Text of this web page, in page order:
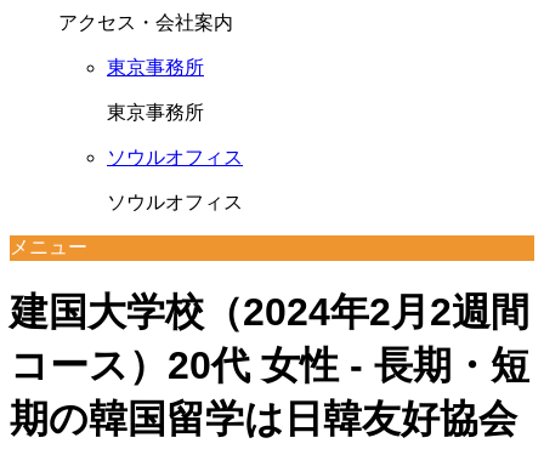
アクセス・会社案内
東京事務所
東京事務所
ソウルオフィス
ソウルオフィス
メニュー
建国大学校（2024年2月2週間
コース）20代 女性 - 長期・短
期の韓国留学は日韓友好協会